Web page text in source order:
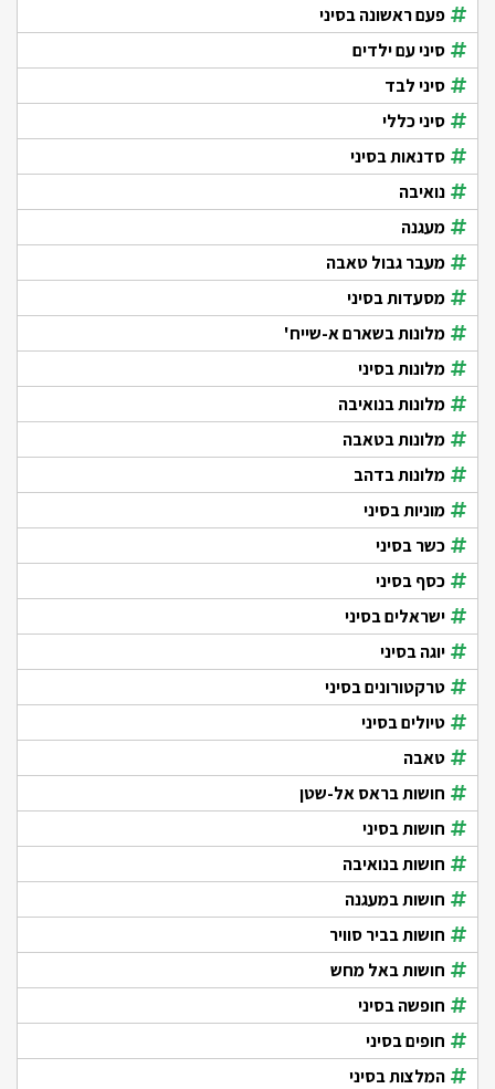
פעם ראשונה בסיני
סיני עם ילדים
סיני לבד
סיני כללי
סדנאות בסיני
נואיבה
מעגנה
מעבר גבול טאבה
מסעדות בסיני
מלונות בשארם א-שייח'
מלונות בסיני
מלונות בנואיבה
מלונות בטאבה
מלונות בדהב
מוניות בסיני
כשר בסיני
כסף בסיני
ישראלים בסיני
יוגה בסיני
טרקטורונים בסיני
טיולים בסיני
טאבה
חושות בראס אל-שטן
חושות בסיני
חושות בנואיבה
חושות במעגנה
חושות בביר סוויר
חושות באל מחש
חופשה בסיני
חופים בסיני
המלצות בסיני